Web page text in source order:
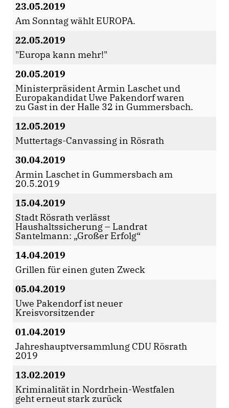
23.05.2019
Am Sonntag wählt EUROPA.
22.05.2019
"Europa kann mehr!"
20.05.2019
Ministerpräsident Armin Laschet und
Europakandidat Uwe Pakendorf waren
zu Gast in der Halle 32 in Gummersbach.
12.05.2019
Muttertags-Canvassing in Rösrath
30.04.2019
Armin Laschet in Gummersbach am
20.5.2019
15.04.2019
Stadt Rösrath verlässt
Haushaltssicherung – Landrat
Santelmann: „Großer Erfolg“
14.04.2019
Grillen für einen guten Zweck
05.04.2019
Uwe Pakendorf ist neuer
Kreisvorsitzender
01.04.2019
Jahreshauptversammlung CDU Rösrath
2019
13.02.2019
Kriminalität in Nordrhein-Westfalen
geht erneut stark zurück